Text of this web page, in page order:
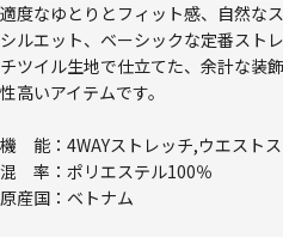
適度なゆとりとフィット感、自然な
シルエット、ベーシックな定番スト
チツイル生地で仕立てた、余計な装
性高いアイテムです。
機 能：4WAYストレッチ,ウエスト
混 率：ポリエステル100％
原産国：ベトナム